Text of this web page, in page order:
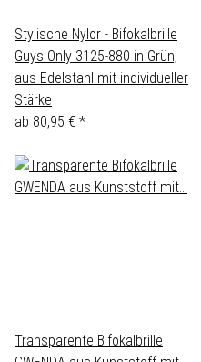
Stylische Nylor - Bifokalbrille
Guys Only 3125-880 in Grün,
aus Edelstahl mit individueller
Stärke
ab 80,95 € *
Transparente Bifokalbrille